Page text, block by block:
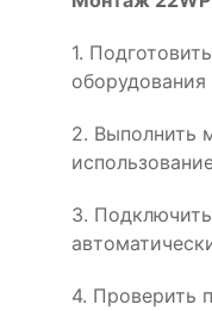
1.
оборудования
2. Выполнить
3.
4. Проверить